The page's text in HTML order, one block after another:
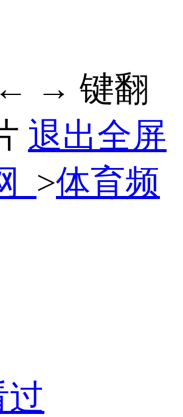
→ 键翻
退出全屏
>体育频
过